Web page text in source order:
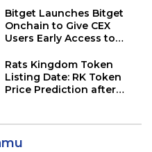
Bitget Launches Bitget
Onchain to Give CEX
Users Early Access to
Assets
Rats Kingdom Token
Listing Date: RK Token
Price Prediction after